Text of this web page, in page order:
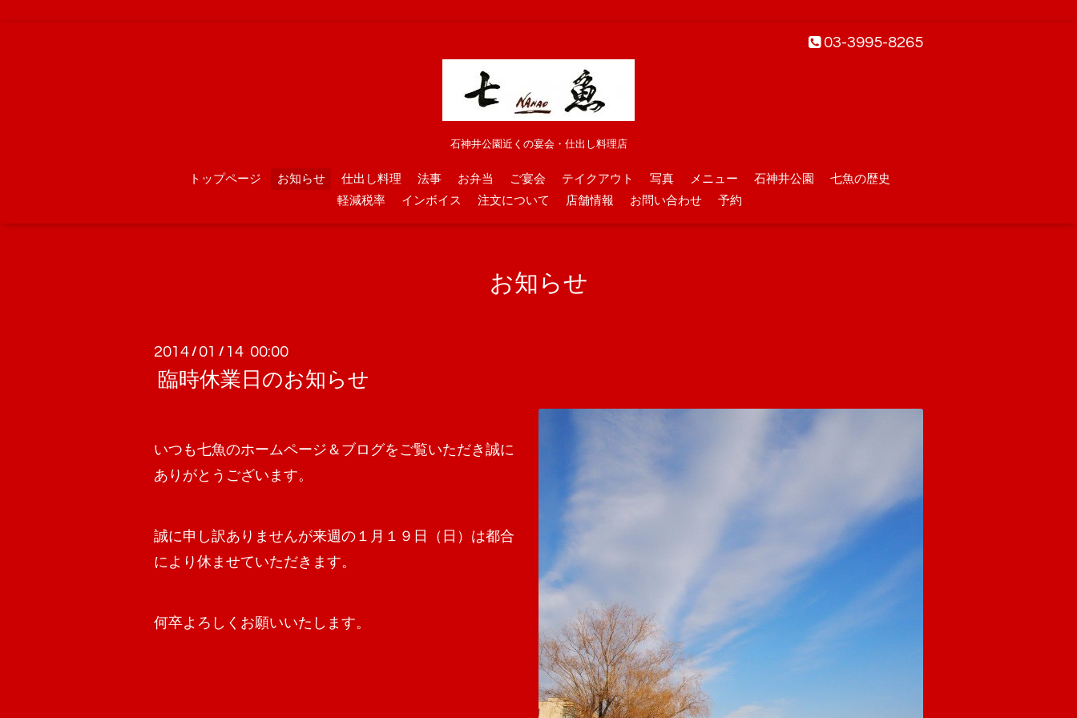
03-3995-8265
石神井公園近くの宴会・仕出し料理店
トップページ お知らせ 仕出し料理 法事 お弁当 ご宴会 テイクアウト 写真 メニュー 石神井公園
七魚の歴史
軽減税率
インボイス 注文について 店舗情報 お問い合わせ 予約
お知らせ
2014 / 01 / 14 00:00
臨時休業日のお知らせ
いつも七魚のホームページ＆ブログをご覧いただき誠に
ありがとうございます。
誠に申し訳ありませんが来週の１月１９日（日）は都合
により休ませていただきます。
何卒よろしくお願いいたします。